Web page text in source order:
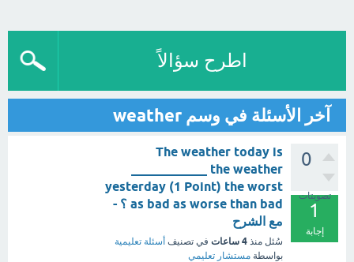
اطرح سؤالاً
آخر الأسئلة في وسم weather
0
تصويتات
1
إجابة
The weather today is
____________ the weather
yesterday (1 Point) the worst
as bad as worse than bad ؟ -
مع الشرح
سُئل منذ 4 ساعات في تصنيف أسئلة تعليمية
بواسطة مستشار تعليمي